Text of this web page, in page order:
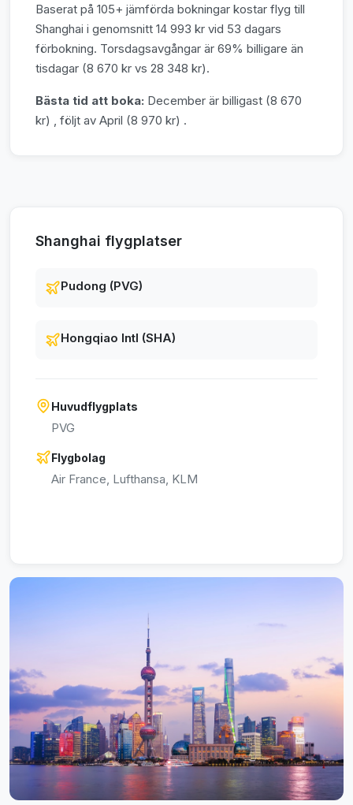
Baserat på 105+ jämförda bokningar kostar flyg till
Shanghai i genomsnitt 14 993 kr vid 53 dagars
förbokning. Torsdagsavgångar är 69% billigare än
tisdagar (8 670 kr vs 28 348 kr).
Bästa tid att boka: December är billigast (8 670
kr) , följt av April (8 970 kr) .
Shanghai flygplatser
Pudong (PVG)
Hongqiao Intl (SHA)
Huvudflygplats
PVG
Flygbolag
Air France, Lufthansa, KLM